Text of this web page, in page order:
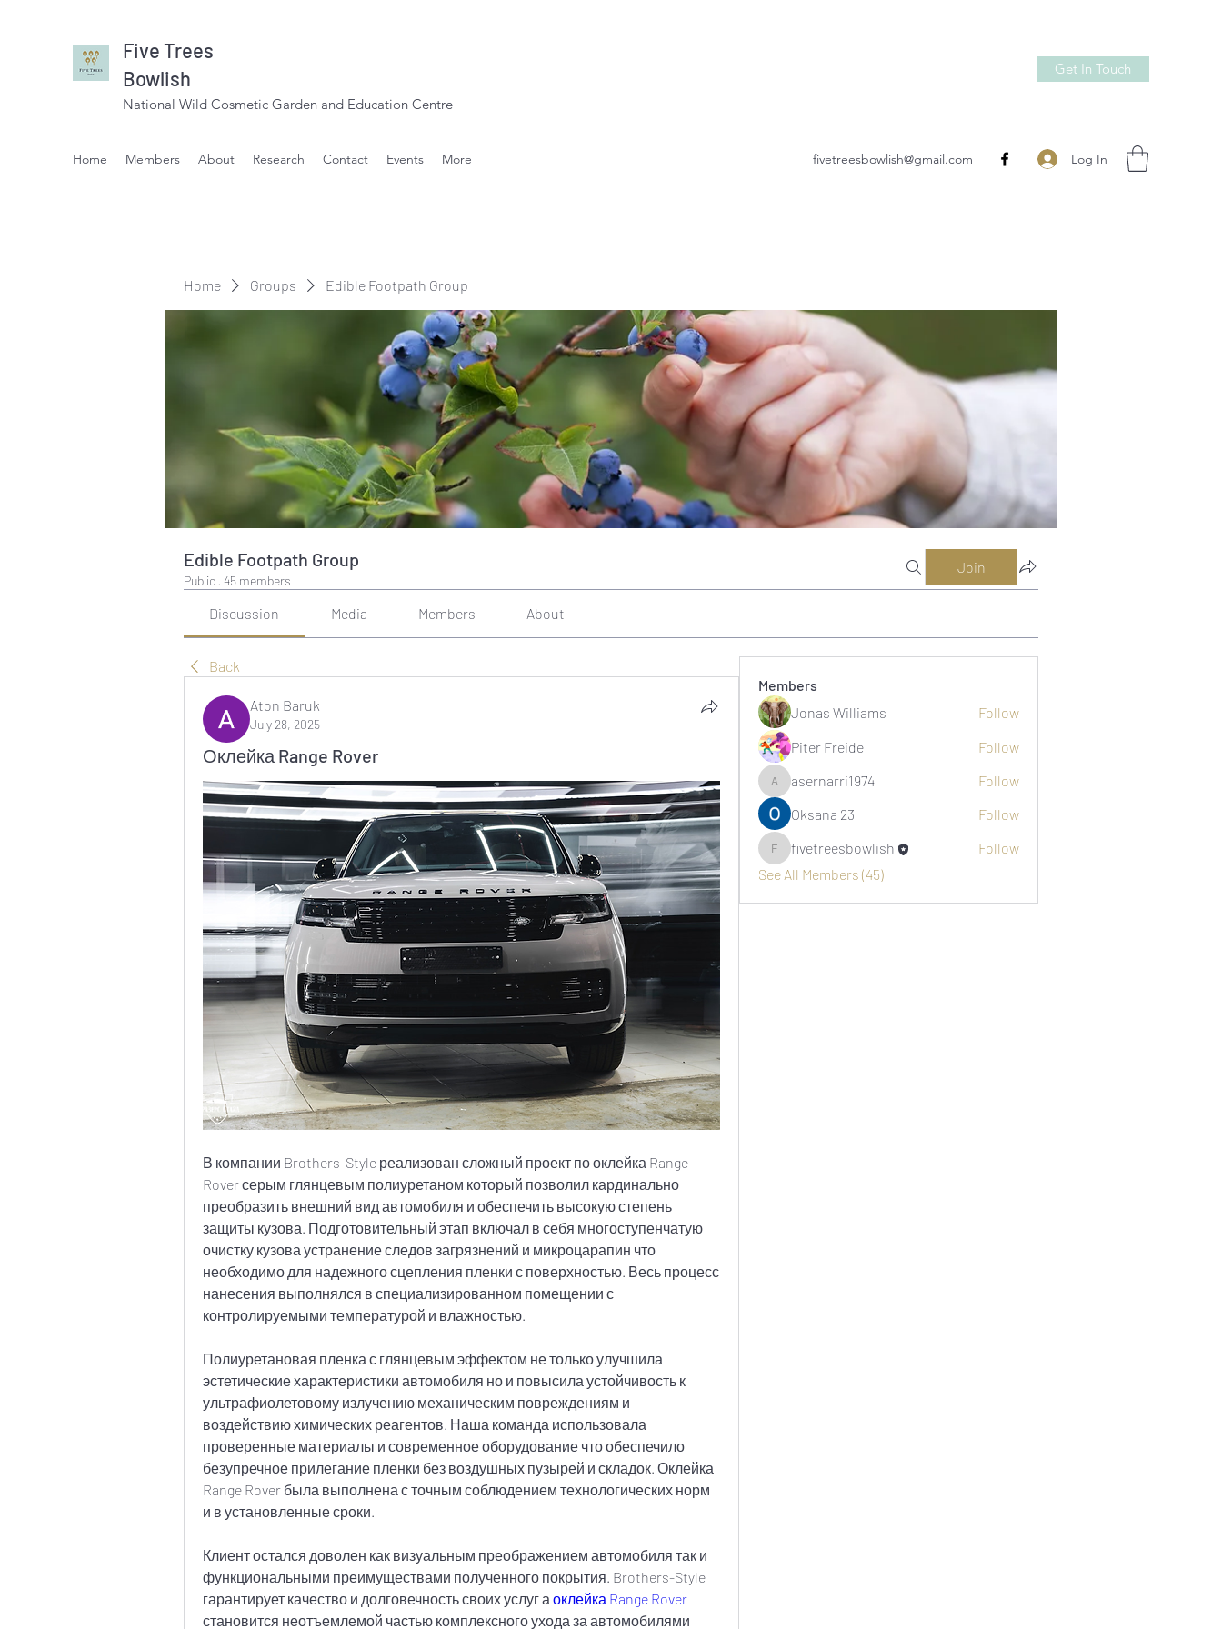
Five Trees
Bowlish
National Wild Cosmetic Garden and Education Centre
Get In Touch
Home Members About Research Contact Events More fivetreesbowlish@gmail.com Log In
Home Groups Edible Footpath Group
Edible Footpath Group
Public · 45 members
Join
Discussion Media Members About
Back
Aton Baruk
July 28, 2025
Оклейка Range Rover
В компании Brothers-Style реализован сложный проект по оклейка Range
Rover серым глянцевым полиуретаном который позволил кардинально
преобразить внешний вид автомобиля и обеспечить высокую степень
защиты кузова. Подготовительный этап включал в себя многоступенчатую
очистку кузова устранение следов загрязнений и микроцарапин что
необходимо для надежного сцепления пленки с поверхностью. Весь процесс
нанесения выполнялся в специализированном помещении с
контролируемыми температурой и влажностью.
Полиуретановая пленка с глянцевым эффектом не только улучшила
эстетические характеристики автомобиля но и повысила устойчивость к
ультрафиолетовому излучению механическим повреждениям и
воздействию химических реагентов. Наша команда использовала
проверенные материалы и современное оборудование что обеспечило
безупречное прилегание пленки без воздушных пузырей и складок. Оклейка
Range Rover была выполнена с точным соблюдением технологических норм
и в установленные сроки.
Клиент остался доволен как визуальным преображением автомобиля так и
функциональными преимуществами полученного покрытия. Brothers-Style
гарантирует качество и долговечность своих услуг а оклейка Range Rover
становится неотъемлемой частью комплексного ухода за автомобилями
Members
Jonas Williams
Follow
Piter Freide
Follow
asernarri1974
asernarri1974
Follow
Oksana 23
Follow
fivetreesbowlish
fivetreesbowlish
Follow
See All Members (45)